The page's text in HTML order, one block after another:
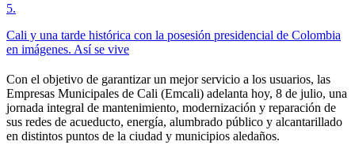
5.
Cali y una tarde histórica con la posesión presidencial de Colombia
en imágenes. Así se vive
Con el objetivo de garantizar un mejor servicio a los usuarios, las
Empresas Municipales de Cali (Emcali) adelanta hoy, 8 de julio, una
jornada integral de mantenimiento, modernización y reparación de
sus redes de acueducto, energía, alumbrado público y alcantarillado
en distintos puntos de la ciudad y municipios aledaños.